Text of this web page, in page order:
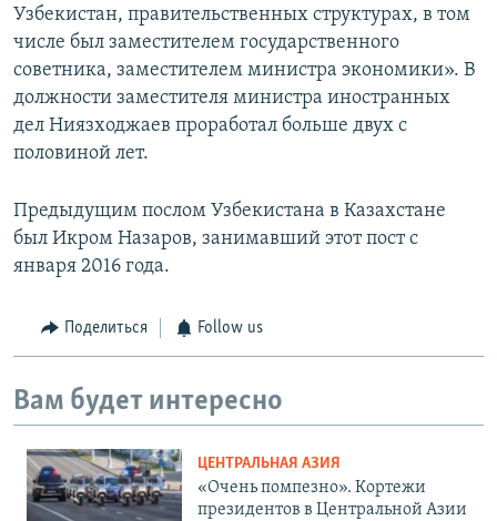
Узбекистан, правительственных структурах, в том
числе был заместителем государственного
советника, заместителем министра экономики». В
должности заместителя министра иностранных
дел Ниязходжаев проработал больше двух с
половиной лет.
Предыдущим послом Узбекистана в Казахстане
был Икром Назаров, занимавший этот пост с
января 2016 года.
Поделиться Follow us
Вам будет интересно
ЦЕНТРАЛЬНАЯ АЗИЯ
«Очень помпезно». Кортежи
президентов в Центральной Азии